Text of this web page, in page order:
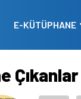
E-KÜTÜPHANE
Çıkanlar